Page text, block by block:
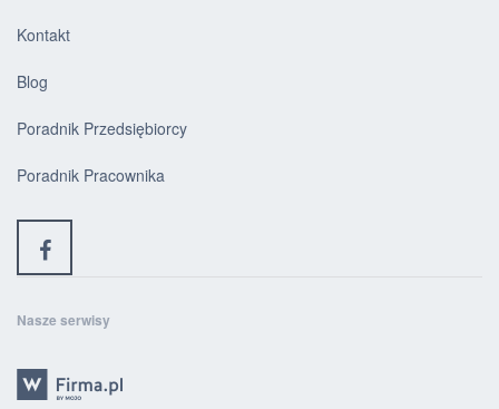
Kontakt
Blog
Poradnik Przedsiębiorcy
Poradnik Pracownika
Nasze serwisy